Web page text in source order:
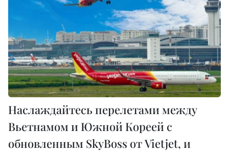
Наслаждайтесь перелетами между
Вьетнамом и Южной Кореей с
обновленным SkyBoss от Vietjet, и